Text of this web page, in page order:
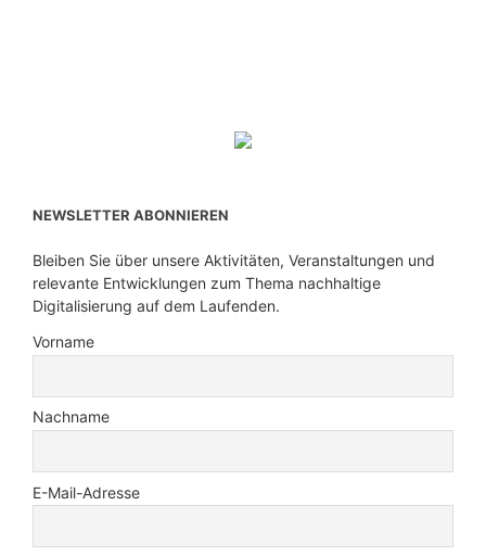
NEWSLETTER ABONNIEREN
Bleiben Sie über unsere Aktivitäten, Veranstaltungen und
relevante Entwicklungen zum Thema nachhaltige
Digitalisierung auf dem Laufenden.
Vorname
Nachname
E-Mail-Adresse